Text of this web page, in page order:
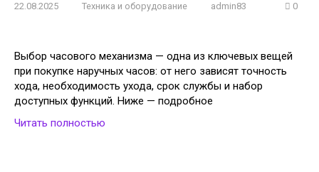
22.08.2025 Техника и оборудование admin83 0
Выбор часового механизма — одна из ключевых вещей
при покупке наручных часов: от него зависят точность
хода, необходимость ухода, срок службы и набор
доступных функций. Ниже — подробное
Читать полностью